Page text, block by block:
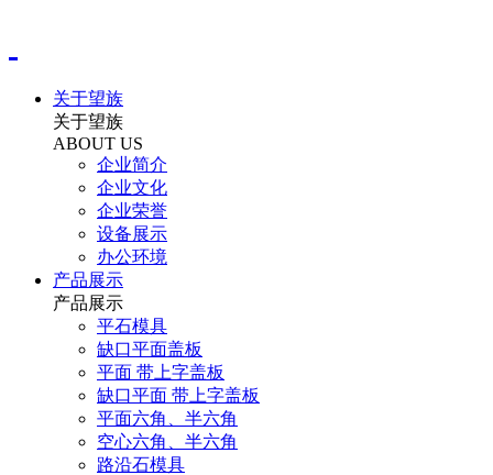
关于望族
关于望族
ABOUT US
企业简介
企业文化
企业荣誉
设备展示
办公环境
产品展示
产品展示
平石模具
缺口平面盖板
平面 带上字盖板
缺口平面 带上字盖板
平面六角、半六角
空心六角、半六角
路沿石模具